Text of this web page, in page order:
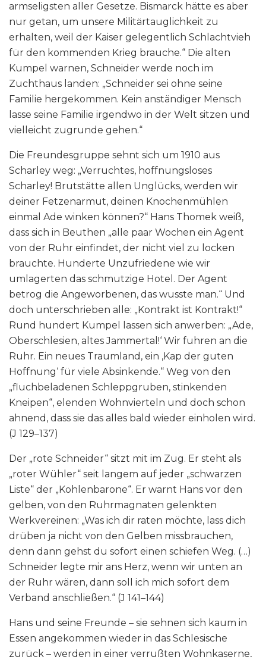
armseligsten aller Gesetze. Bismarck hätte es aber
nur getan, um unsere Militärtauglichkeit zu
erhalten, weil der Kaiser gelegentlich Schlachtvieh
für den kommenden Krieg brauche.“ Die alten
Kumpel warnen, Schneider werde noch im
Zuchthaus landen: „Schneider sei ohne seine
Familie hergekommen. Kein anständiger Mensch
lasse seine Familie irgendwo in der Welt sitzen und
vielleicht zugrunde gehen.“
Die Freundesgruppe sehnt sich um 1910 aus
Scharley weg: „Verruchtes, hoffnungsloses
Scharley! Brutstätte allen Unglücks, werden wir
deiner Fetzenarmut, deinen Knochenmühlen
einmal Ade winken können?“ Hans Thomek weiß,
dass sich in Beuthen „alle paar Wochen ein Agent
von der Ruhr einfindet, der nicht viel zu locken
brauchte. Hunderte Unzufriedene wie wir
umlagerten das schmutzige Hotel. Der Agent
betrog die Angeworbenen, das wusste man.“ Und
doch unterschrieben alle: „Kontrakt ist Kontrakt!“
Rund hundert Kumpel lassen sich anwerben: „Ade,
Oberschlesien, altes Jammertal!‘ Wir fuhren an die
Ruhr. Ein neues Traumland, ein ‚Kap der guten
Hoffnung‘ für viele Absinkende.“ Weg von den
„fluchbeladenen Schleppgruben, stinkenden
Kneipen“, elenden Wohnvierteln und doch schon
ahnend, dass sie das alles bald wieder einholen wird.
(J 129–137)
Der „rote Schneider“ sitzt mit im Zug. Er steht als
„roter Wühler“ seit langem auf jeder „schwarzen
Liste“ der „Kohlenbarone“. Er warnt Hans vor den
gelben, von den Ruhrmagnaten gelenkten
Werkvereinen: „Was ich dir raten möchte, lass dich
drüben ja nicht von den Gelben missbrauchen,
denn dann gehst du sofort einen schiefen Weg. (…)
Schneider legte mir ans Herz, wenn wir unten an
der Ruhr wären, dann soll ich mich sofort dem
Verband anschließen.“ (J 141–144)
Hans und seine Freunde – sie sehnen sich kaum in
Essen angekommen wieder in das Schlesische
zurück – werden in einer verrußten Wohnkaserne,